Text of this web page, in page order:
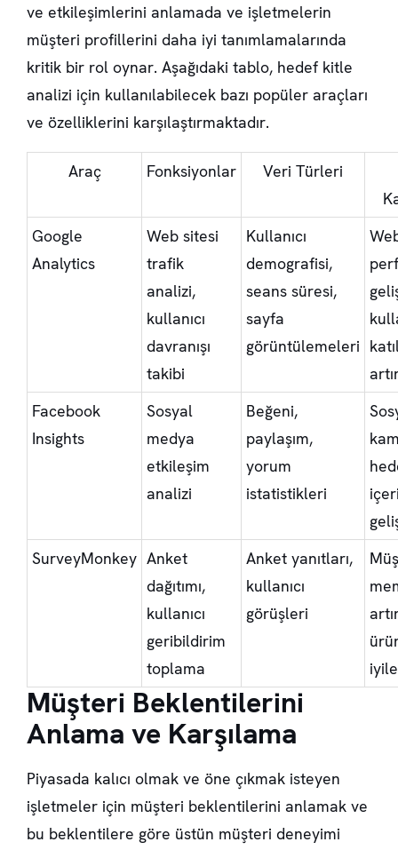
ve etkileşimlerini anlamada ve işletmelerin
müşteri profillerini daha iyi tanımlamalarında
kritik bir rol oynar. Aşağıdaki tablo, hedef kitle
analizi için kullanılabilecek bazı popüler araçları
ve özelliklerini karşılaştırmaktadır.
Araç Fonksiyonlar Veri Türleri
Google
Analytics
Web sitesi
trafik
analizi,
kullanıcı
davranışı
takibi
Kullanıcı
demografisi,
seans süresi,
sayfa
görüntülemeleri
Facebook
Insights
Sosyal
medya
etkileşim
analizi
Beğeni,
paylaşım,
yorum
istatistikleri
SurveyMonkey Anket
dağıtımı,
kullanıcı
geribildirim
toplama
Anket yanıtları,
kullanıcı
görüşleri
Müşteri Beklentilerini
Anlama ve Karşılama
Piyasada kalıcı olmak ve öne çıkmak isteyen
işletmeler için müşteri beklentilerini anlamak ve
bu beklentilere göre üstün müşteri deneyimi